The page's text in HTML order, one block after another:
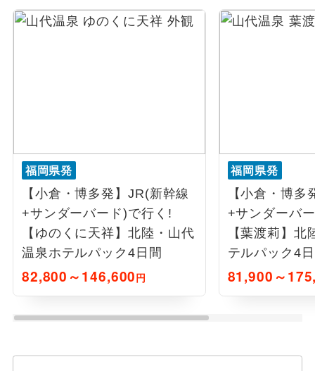
福岡県発
【小倉・博多発】JR(新幹線
+サンダーバード)で行く!
【ゆのくに天祥】北陸・山代
温泉ホテルパック4日間
82,800～146,600円
福岡県発
【小倉・博
+サンダーバ
【葉渡莉】北
テルパック4
81,900～